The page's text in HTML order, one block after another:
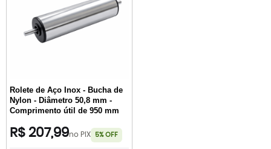
Rolete de Aço Inox - Bucha de
Nylon - Diâmetro 50,8 mm -
Comprimento útil de 950 mm
R$ 207,99no PIX 5% OFF